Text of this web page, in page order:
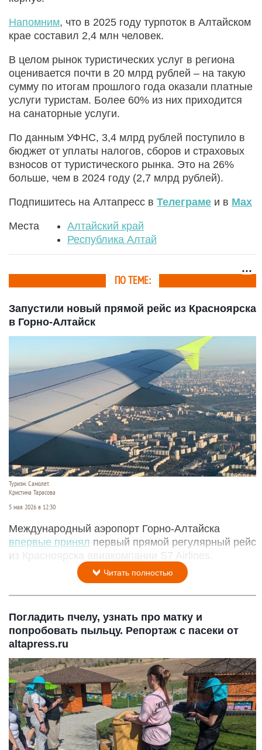
Напомним, что в 2025 году турпоток в Алтайском
крае составил 2,4 млн человек.
В целом рынок туристических услуг в региона
оценивается почти в 20 млрд рублей – на такую
сумму по итогам прошлого года оказали платные
услуги туристам. Более 60% из них приходится
на санаторные услуги.
По данным УФНС, 3,4 млрд рублей поступило в
бюджет от уплаты налогов, сборов и страховых
взносов от туристического рынка. Это на 26%
больше, чем в 2024 году (2,7 млрд рублей).
Подпишитесь на Алтапресс в Телеграме и в Max
Места
Алтайский край
Республика Алтай
ПО ТЕМЕ:
Запустили новый прямой рейс из Красноярска
в Горно-Алтайск
Туризм. Самолет.
Кристина Тарасова
5 мая 2026 в 12:30
Международный аэропорт Горно-Алтайска
впервые принял первый прямой регулярный рейс
из Красноярска авиакомпании S7 Airlines.
Читать полностью
Погладить пчелу, узнать про матку и
попробовать пыльцу. Репортаж с пасеки от
altapress.ru